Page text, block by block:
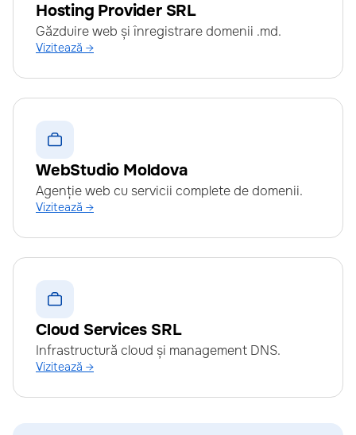
Hosting Provider SRL
Găzduire web și înregistrare domenii .md.
Vizitează →
WebStudio Moldova
Agenție web cu servicii complete de domenii.
Vizitează →
Cloud Services SRL
Infrastructură cloud și management DNS.
Vizitează →